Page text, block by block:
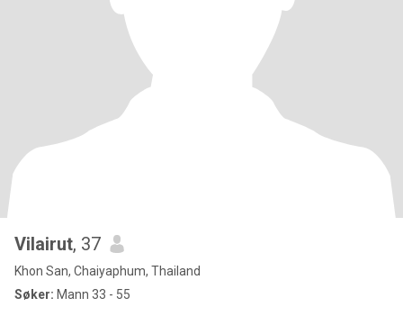
Vilairut, 37
Khon San, Chaiyaphum, Thailand
Søker: Mann 33 - 55